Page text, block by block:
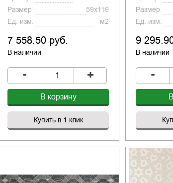
Размер
59x119
Ед. изм.
м2
7 558.50 руб.
В наличии
- +
В корзину
Купить в 1 клик
Размер
Ед. изм.
9
В наличии
-